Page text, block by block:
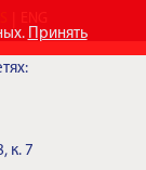
Принять
к. 7